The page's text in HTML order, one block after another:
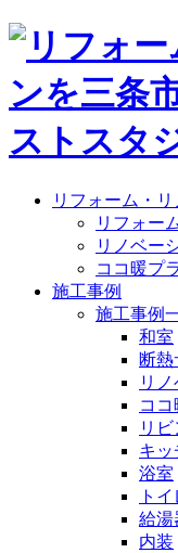
リフォーム・
リフォー
リノベー
ココ暖プ
施工事例
施工事例
和室
断熱
リ
コ
リ
キッ
浴室
トイ
給湯
内装